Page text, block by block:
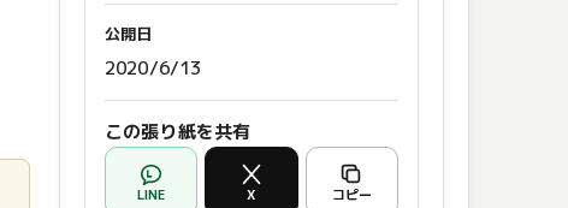
公開日
2020/6/13
この張り紙を共有
LINE X コピー